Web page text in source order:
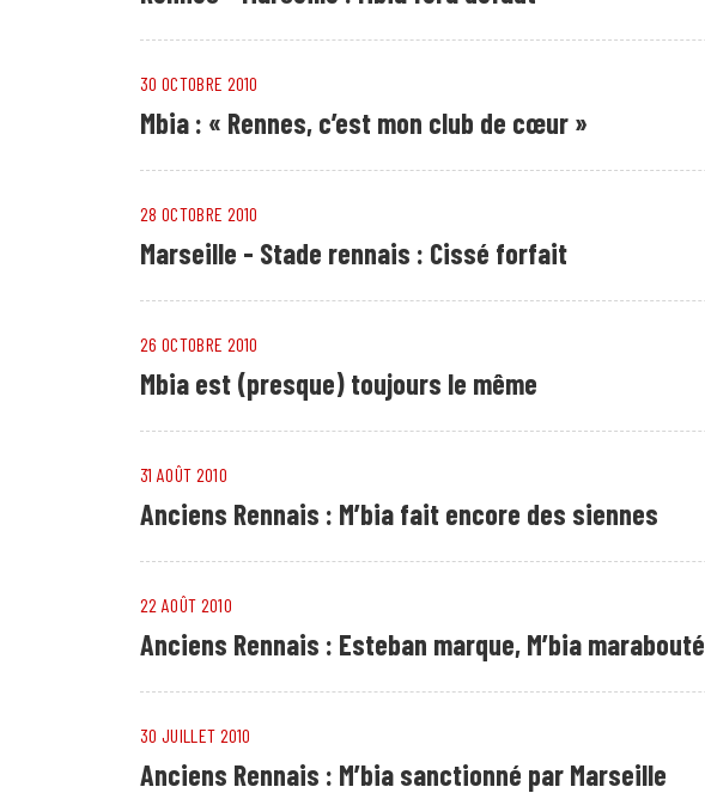
30 OCTOBRE 2010
Mbia : « Rennes, c’est mon club de cœur »
28 OCTOBRE 2010
Marseille - Stade rennais : Cissé forfait
26 OCTOBRE 2010
Mbia est (presque) toujours le même
31 AOÛT 2010
Anciens Rennais : M’bia fait encore des siennes
22 AOÛT 2010
Anciens Rennais : Esteban marque, M’bia marabouté
30 JUILLET 2010
Anciens Rennais : M’bia sanctionné par Marseille